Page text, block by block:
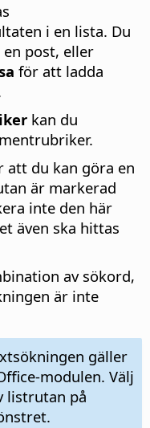
i en lista. Du
post, eller
för att ladda
kan du
att du kan göra en
är markerad
inte den här
även ska hittas
av sökord,
är inte
gäller
modulen. Välj
listrutan på